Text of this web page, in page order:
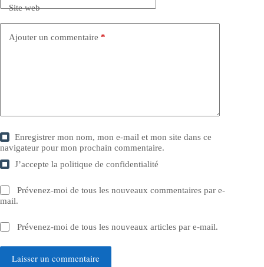
Site web
Ajouter un commentaire *
Enregistrer mon nom, mon e-mail et mon site dans ce
navigateur pour mon prochain commentaire.
J’accepte lapolitique de confidentialité
Prévenez-moi de tous les nouveaux commentaires par e-
mail.
Prévenez-moi de tous les nouveaux articles par e-mail.
Laisser un commentaire